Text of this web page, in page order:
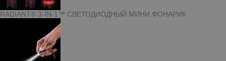
RADIANT® 3-IN-1™ СВЕТОДИОДНЫЙ МИНИ ФОНАРИК